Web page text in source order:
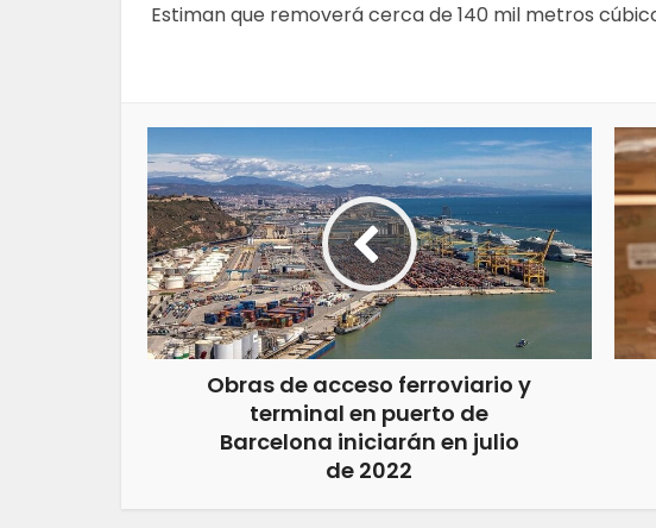
Estiman que removerá cerca de 140 mil metros
Obras de acceso ferroviario y
terminal en puerto de
Barcelona iniciarán en julio
de 2022